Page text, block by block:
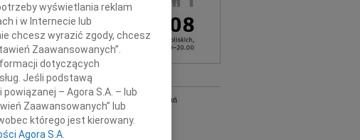
REGIONY
Białystok
Bydgoszcz i Toruń
Częstochowa
Gdańsk
Katowice
Kielce
wyświetlania reklam
i w Internecie lub
chcesz wyrazić zgody, chcesz
Zaawansowanych”.
dotyczących
Jeśli podstawą
– Agora S.A. – lub
Zaawansowanych” lub
którego jest kierowany.
Agora S.A.